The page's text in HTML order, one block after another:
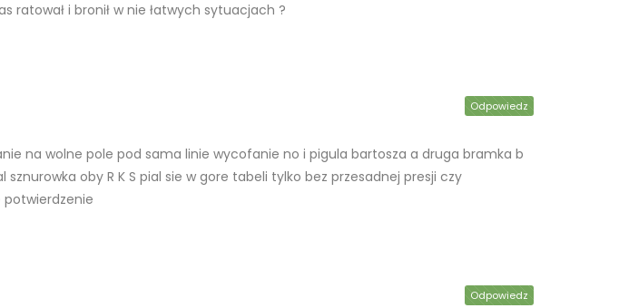
ratował i bronił w nie łatwych sytuacjach ?
na wolne pole pod sama linie wycofanie no i pigula bartosza a druga bramka b
oby R K S pial sie w gore tabeli tylko bez przesadnej presji czy
Odpowiedz
Odpowiedz